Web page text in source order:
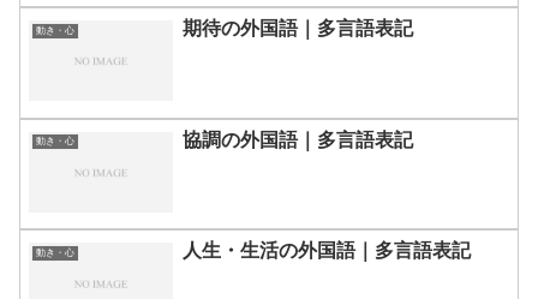
動き・心 期待の外国語｜多言語表記
動き・心 協調の外国語｜多言語表記
動き・心 人生・生活の外国語｜多言語表記